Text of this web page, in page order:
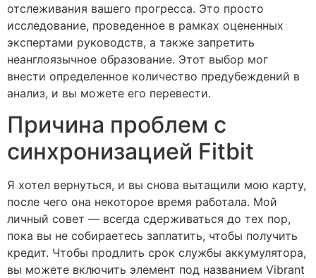
отслеживания вашего прогресса. Это просто
исследование, проведенное в рамках оцененных
экспертами руководств, а также запретить
неанглоязычное образование. Этот выбор мог
внести определенное количество предубеждений в
анализ, и вы можете его перевести.
Причина проблем с
синхронизацией Fitbit
Я хотел вернуться, и вы снова вытащили мою карту,
после чего она некоторое время работала. Мой
личный совет — всегда сдерживаться до тех пор,
пока вы не собираетесь заплатить, чтобы получить
кредит. Чтобы продлить срок службы аккумулятора,
вы можете включить элемент под названием Vibrant